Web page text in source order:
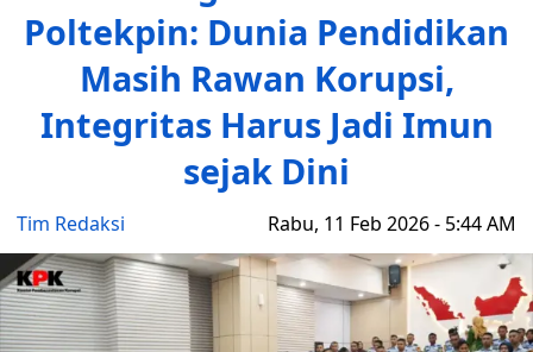
Poltekpin: Dunia Pendidikan
Masih Rawan Korupsi,
Integritas Harus Jadi Imun
sejak Dini
Tim Redaksi Rabu, 11 Feb 2026 - 5:44 AM